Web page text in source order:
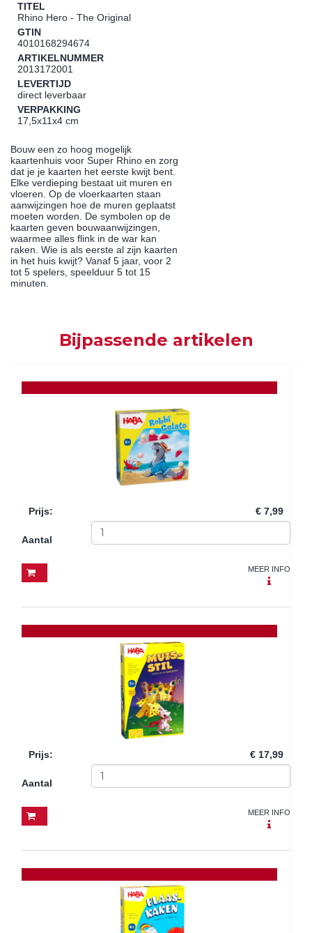
TITEL
Rhino Hero - The Original
GTIN
4010168294674
ARTIKELNUMMER
2013172001
LEVERTIJD
direct leverbaar
VERPAKKING
17,5x11x4 cm
Bouw een zo hoog mogelijk
kaartenhuis voor Super Rhino en zorg
dat je je kaarten het eerste kwijt bent.
Elke verdieping bestaat uit muren en
vloeren. Op de vloerkaarten staan
aanwijzingen hoe de muren geplaatst
moeten worden. De symbolen op de
kaarten geven bouwaanwijzingen,
waarmee alles flink in de war kan
raken. Wie is als eerste al zijn kaarten
in het huis kwijt? Vanaf 5 jaar, voor 2
tot 5 spelers, speelduur 5 tot 15
minuten.
Bijpassende artikelen
Prijs: € 7,99
Aantal
MEER INFO
Prijs: € 17,99
Aantal
MEER INFO